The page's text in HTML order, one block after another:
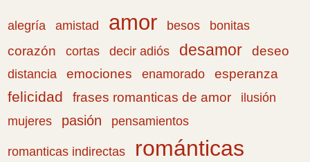
alegría amistad amor besos
bonitas
corazón
cortas decir adiós desamor deseo
distancia emociones enamorado esperanza
felicidad frases romanticas de amor
ilusión
mujeres
pasión pensamientos
romanticas indirectas románticas